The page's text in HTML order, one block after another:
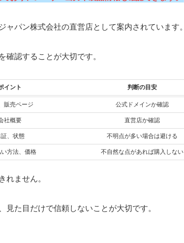
パン株式会社の直営店として案内されています。
確認することが大切です。
イント 判断の目安
販売ページ 公式ドメインか確認
社概要 直営店か確認
、状態 不明点が多い場合は避ける
方法、価格 不自然な点があれば購入しない
れません。
た目だけで信頼しないことが大切です。